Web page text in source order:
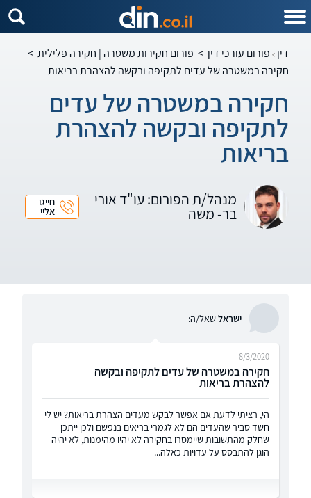
דין פורום עורכי דין > פורום חקירות משטרה | חקירה פלילית >
חקירה במשטרה של עדים לתקיפה ובקשה להצהרת בריאות
חקירה במשטרה של עדים
לתקיפה ובקשה להצהרת
בריאות
מנהל/ת הפורום: עו"ד אורי
בר- משה
חייגו
אליי
ישראלשאל/ה:
חקירה במשטרה של עדים לתקיפה ובקשה
להצהרת בריאות
8/3/2020
הי, רציתי לדעת אם אפשר לבקש מעדים הצהרת בריאות? יש לי
חשד סביר שהעדים הם לא לגמרי בריאים בנפשם ולכן ייתכן
שחלק מהתשובות שיימסרו בחקירה לא יהיו מהימנות, לא יהיה
הוגן להתבסס על עדויות כאלה...